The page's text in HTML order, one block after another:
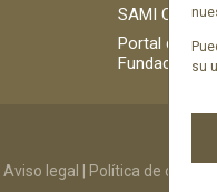
su
SAMI
Portal del
Fundación
Aviso legal | Política de cookies